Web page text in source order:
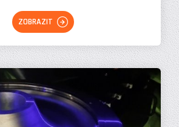
ZOBRAZIT